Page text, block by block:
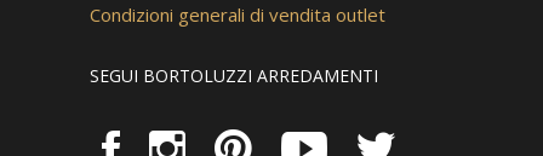
Condizioni generali di vendita outlet
SEGUI BORTOLUZZI ARREDAMENTI